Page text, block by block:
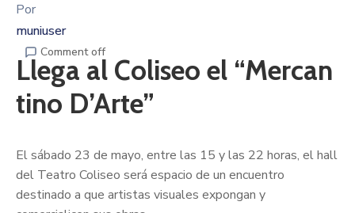
Por
muniuser
Comment off
Llega al Coliseo el “Mercan
tino D’Arte”
El sábado 23 de mayo, entre las 15 y las 22 horas, el hall
del Teatro Coliseo será espacio de un encuentro
destinado a que artistas visuales expongan y